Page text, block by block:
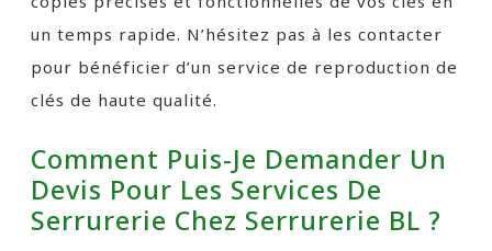
un temps rapide. N’hésitez pas à les contacter
pour bénéficier d’un service de reproduction de
clés de haute qualité.
Comment Puis-Je Demander Un
Devis Pour Les Services De
Serrurerie Chez Serrurerie BL ?